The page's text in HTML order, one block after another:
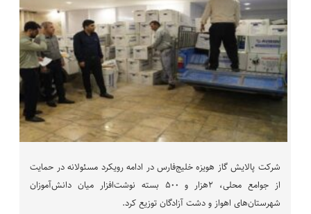
شرکت پالایش گاز هویزه خلیج‌فارس در ادامه رویکرد مسئولانه در حمایت
از جوامع محلی، ۲هزار و ۵۰۰ بسته نوشت‌افزار میان دانش‌آموزان
شهرستان‌های اهواز و دشت آزادگان توزیع کرد.